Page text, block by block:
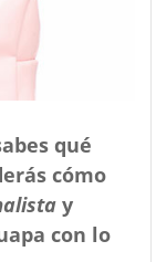
qué
cómo
y
con lo